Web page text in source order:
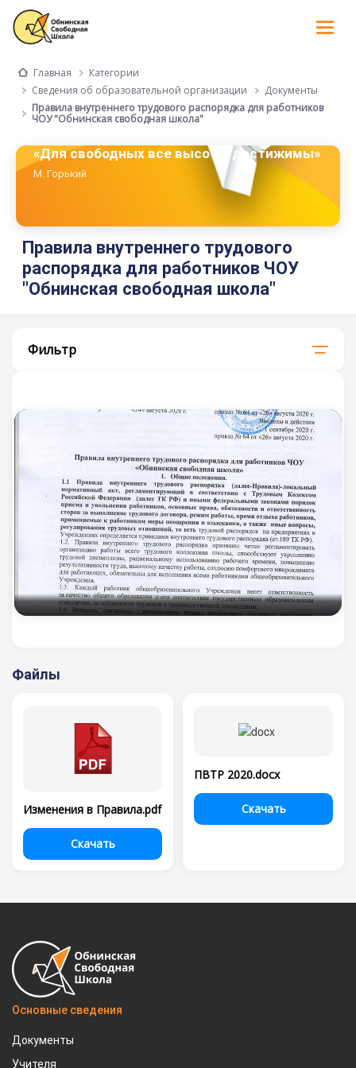
Главная
Категории
Сведения об образовательной организации
Документы
Правила внутреннего трудового распорядка для работников
ЧОУ "Обнинская свободная школа"
«Для свободных все высоты достижимы»
М. Горький
Правила внутреннего трудового
распорядка для работников ЧОУ
"Обнинская свободная школа"
Фильтр
Файлы
Изменения в Правила.pdf
Скачать
ПВТР 2020.docx
Скачать
Основные сведения
Документы
Учителя